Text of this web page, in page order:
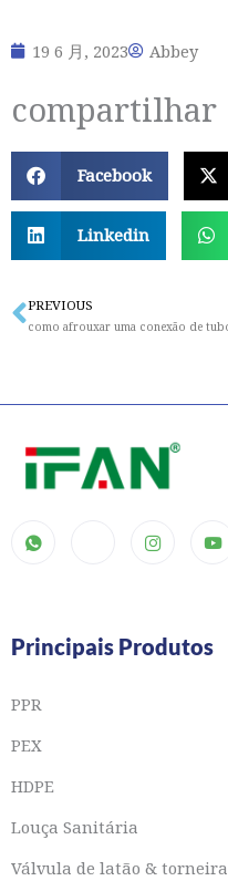
19 6 月, 2023 Abbey
compartilhar
Facebook
Linkedin
Prev
PREVIOUS
Principais Produtos
PPR
PEX
HDPE
Louça Sanitária
Válvula de latão & torneira